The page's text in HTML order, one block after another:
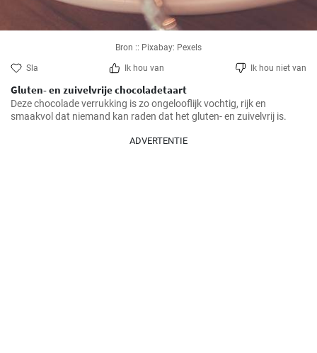
Bron :: Pixabay: Pexels
Sla Ik hou van Ik hou niet van
Gluten- en zuivelvrije chocoladetaart
Deze chocolade verrukking is zo ongelooflijk vochtig, rijk en
smaakvol dat niemand kan raden dat het gluten- en zuivelvrij is.
ADVERTENTIE